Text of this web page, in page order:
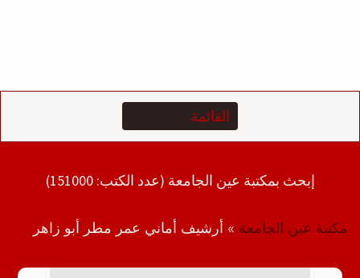
إبحث بمكتبة عين الجامعة (عدد الكتب: 151000)
مكتبة عين الجامعة » أرشيف أماني عمر مطر أبو زاهر